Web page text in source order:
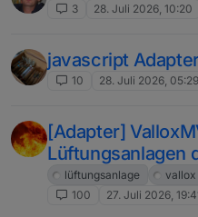
3 28. Juli 2026, 10:20
javascript
10 28. Juli 2026, 05:29
[Adapter]
Lüftungsanlagen
lüftungsanlage vallox
100
27. Juli 2026,